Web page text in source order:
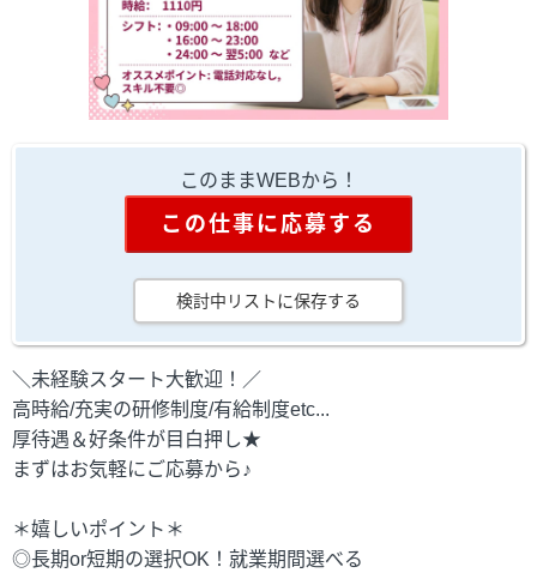
このままWEBから！
この仕事に応募する
検討中リストに保存する
＼未経験スタート大歓迎！／
高時給/充実の研修制度/有給制度etc...
厚待遇＆好条件が目白押し★
まずはお気軽にご応募から♪
＊嬉しいポイント＊
◎長期or短期の選択OK！就業期間選べる